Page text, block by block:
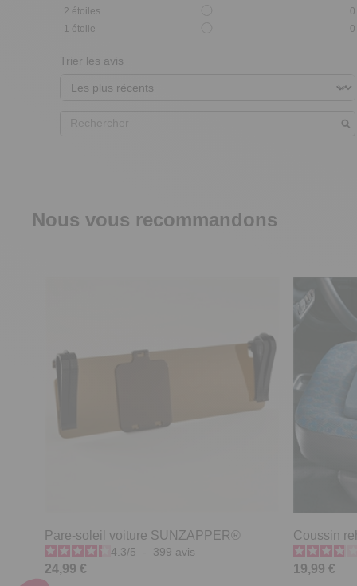
2 étoiles
0
1 étoile 0
Trier les avis
Nous vous recommandons
Pare-soleil voiture SUNZAPPER®
4.3/5 - 399 avis
24,99 €
Coussin
19,99 €